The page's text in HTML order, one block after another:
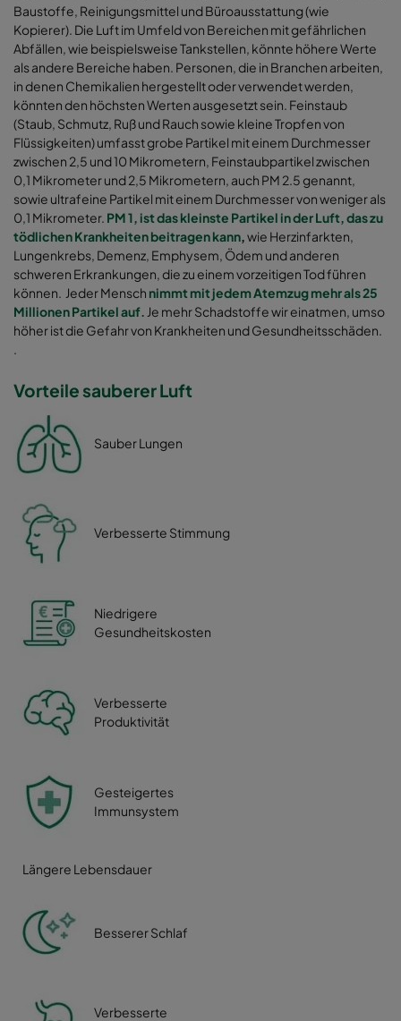
Baustoffe, Reinigungsmittel und Büroausstattung (wie
Kopierer). Die Luft im Umfeld von Bereichen mit gefährlichen
Abfällen, wie beispielsweise Tankstellen, könnte höhere Werte
als andere Bereiche haben. Personen, die in Branchen arbeiten,
in denen Chemikalien hergestellt oder verwendet werden,
könnten den höchsten Werten ausgesetzt sein. Feinstaub
(Staub, Schmutz, Ruß und Rauch sowie kleine Tropfen von
Flüssigkeiten) umfasst grobe Partikel mit einem Durchmesser
zwischen 2,5 und 10 Mikrometern, Feinstaubpartikel zwischen
0,1 Mikrometer und 2,5 Mikrometern, auch PM 2.5 genannt,
sowie ultrafeine Partikel mit einem Durchmesser von weniger als
0,1 Mikrometer. PM 1, ist das kleinste Partikel in der Luft, das zu
tödlichen Krankheiten beitragen kann,wie Herzinfarkten,
Lungenkrebs, Demenz, Emphysem, Ödem und anderen
schweren Erkrankungen, die zu einem vorzeitigen Tod führen
können. Jeder Mensch nimmt mit jedem Atemzug mehr als 25
Millionen Partikel auf. Je mehr Schadstoffe wir einatmen, umso
höher ist die Gefahr von Krankheiten und Gesundheitsschäden.
.
Vorteile sauberer Luft
Sauber Lungen
Verbesserte Stimmung
Niedrigere
Gesundheitskosten
Verbesserte
Produktivität
Gesteigertes
Immunsystem
Längere Lebensdauer
Besserer Schlaf
Verbesserte